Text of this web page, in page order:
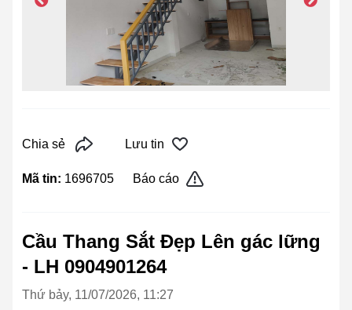
Chia sẻ Lưu tin
Mã tin: 1696705 Báo cáo
Cầu Thang Sắt Đẹp Lên gác lững
- LH 0904901264
Thứ bảy, 11/07/2026, 11:27